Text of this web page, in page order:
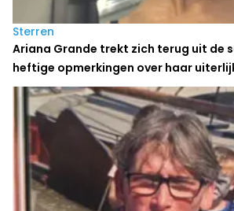
Sterren
Ariana Grande trekt zich terug uit de
heftige opmerkingen over haar